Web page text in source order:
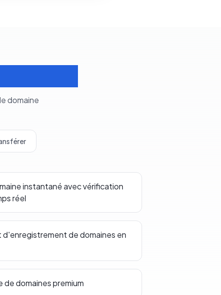
domaine
instantané avec vérification
réel
de domaines en
de domaines premium